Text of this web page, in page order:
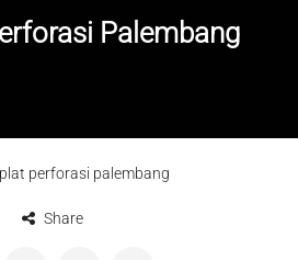
Palembang
plat perforasi palembang
Share